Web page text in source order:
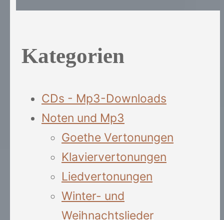
Kategorien
CDs - Mp3-Downloads
Noten und Mp3
Goethe Vertonungen
Klaviervertonungen
Liedvertonungen
Winter- und
Weihnachtslieder